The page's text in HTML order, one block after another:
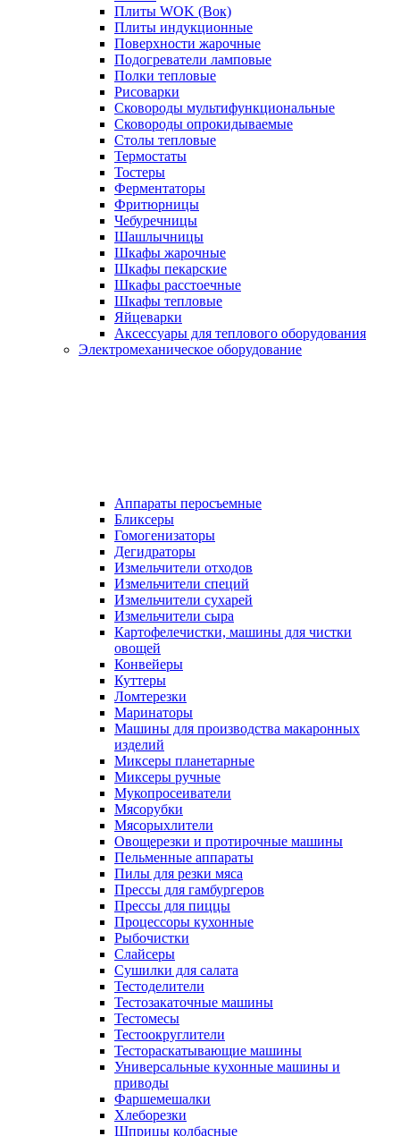
Плиты WOK (Вок)
Плиты индукционные
Поверхности жарочные
Подогреватели ламповые
Полки тепловые
Рисоварки
Сковороды мультифункциональные
Сковороды опрокидываемые
Столы тепловые
Термостаты
Тостеры
Ферментаторы
Фритюрницы
Чебуречницы
Шашлычницы
Шкафы жарочные
Шкафы пекарские
Шкафы расстоечные
Шкафы тепловые
Яйцеварки
Аксессуары для теплового оборудования
Электромеханическое оборудование
Аппараты перосъемные
Бликсеры
Гомогенизаторы
Дегидраторы
Измельчители отходов
Измельчители специй
Измельчители сухарей
Измельчители сыра
Картофелечистки, машины для чистки
овощей
Конвейеры
Куттеры
Ломтерезки
Маринаторы
Машины для производства макаронных
изделий
Миксеры планетарные
Миксеры ручные
Мукопросеиватели
Мясорубки
Мясорыхлители
Овощерезки и протирочные машины
Пельменные аппараты
Пилы для резки мяса
Прессы для гамбургеров
Прессы для пиццы
Процессоры кухонные
Рыбочистки
Слайсеры
Сушилки для салата
Тестоделители
Тестозакаточные машины
Тестомесы
Тестоокруглители
Тестораскатывающие машины
Универсальные кухонные машины и
приводы
Фаршемешалки
Хлеборезки
Шприцы колбасные